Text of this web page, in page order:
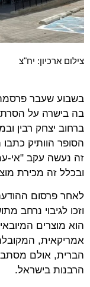
צילום ארכיון: יח"צ
בשבוע שעבר פרסמה
בה בישרה על הסרת
ברחוב יצחק רבין
הסופר הוותיק
זה נעשה עקב "אי-
ובכלל זה מכירת
לאחר פרסום
וזכו לגיבוי נרחב
הוא מוצרים
אמריקאית,
הברית, אולם מסתבר
הרבנות בישראל.